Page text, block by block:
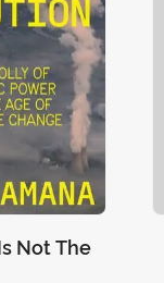
Not The